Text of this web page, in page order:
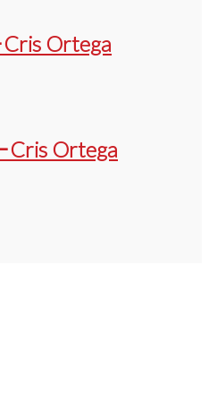
Ortega
Cris Ortega